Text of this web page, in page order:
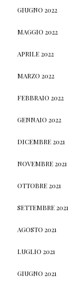
GIUGNO 2022
MAGGIO 2022
APRILE 2022
MARZO 2022
FEBBRAIO 2022
GENNAIO 2022
DICEMBRE 2021
NOVEMBRE 2021
OTTOBRE 2021
SETTEMBRE 2021
AGOSTO 2021
LUGLIO 2021
GIUGNO 2021